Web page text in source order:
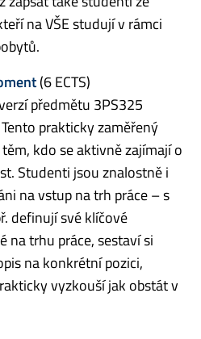
na VŠE studují v rámci
(6 ECTS)
předmětu 3PS325
prakticky zaměřený
kdo se aktivně zajímají o
Studenti jsou znalostně i
na vstup na trh práce – s
definují své klíčové
na trhu práce, sestaví si
na konkrétní pozici,
vyzkouší jak obstát v